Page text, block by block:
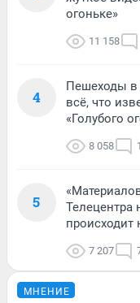
огоньке»
11 158
4
Пешеходы в
всё, что
«Голубого
8 058
5
Телецентра
происходит
7 207
МНЕНИЕ